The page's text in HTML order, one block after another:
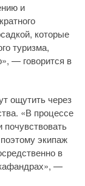
и
которые
туризма,
— говорится в
ощутить через
«В процессе
экипаж
в
—